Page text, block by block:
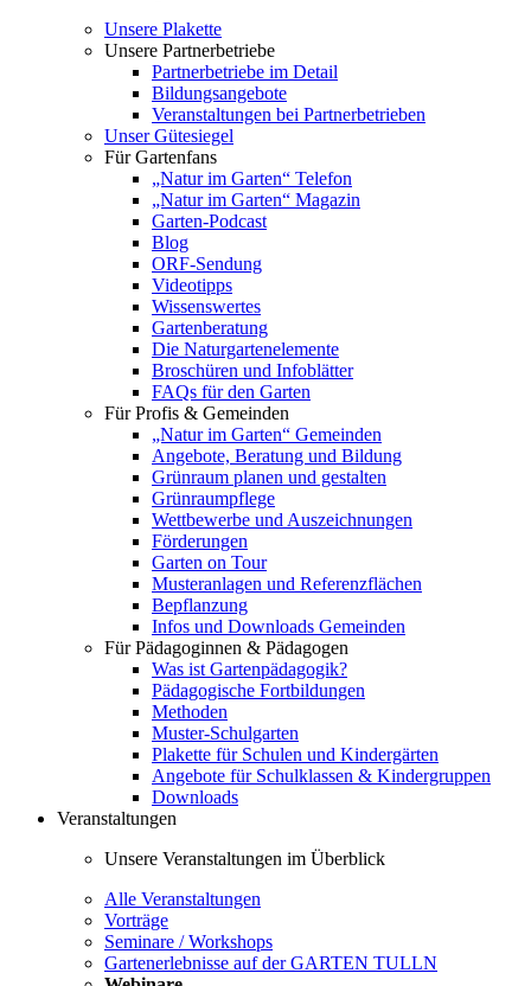
Unsere Plakette
Unsere Partnerbetriebe
Partnerbetriebe im Detail
Bildungsangebote
Veranstaltungen bei Partnerbetrieben
Unser Gütesiegel
Für Gartenfans
„Natur im Garten“ Telefon
„Natur im Garten“ Magazin
Garten-Podcast
Blog
ORF-Sendung
Videotipps
Wissenswertes
Gartenberatung
Die Naturgartenelemente
Broschüren und Infoblätter
FAQs für den Garten
Für Profis & Gemeinden
„Natur im Garten“ Gemeinden
Angebote, Beratung und Bildung
Grünraum planen und gestalten
Grünraumpflege
Wettbewerbe und Auszeichnungen
Förderungen
Garten on Tour
Musteranlagen und Referenzflächen
Bepflanzung
Infos und Downloads Gemeinden
Für Pädagoginnen & Pädagogen
Was ist Gartenpädagogik?
Pädagogische Fortbildungen
Methoden
Muster-Schulgarten
Plakette für Schulen und Kindergärten
Angebote für Schulklassen & Kindergruppen
Downloads
Veranstaltungen
Unsere Veranstaltungen im Überblick
Alle Veranstaltungen
Vorträge
Seminare / Workshops
Gartenerlebnisse auf der GARTEN TULLN